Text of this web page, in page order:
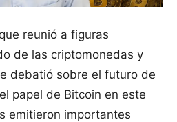
reunió a figuras
de las criptomonedas y
debatió sobre el futuro de
papel de Bitcoin en este
emitieron importantes